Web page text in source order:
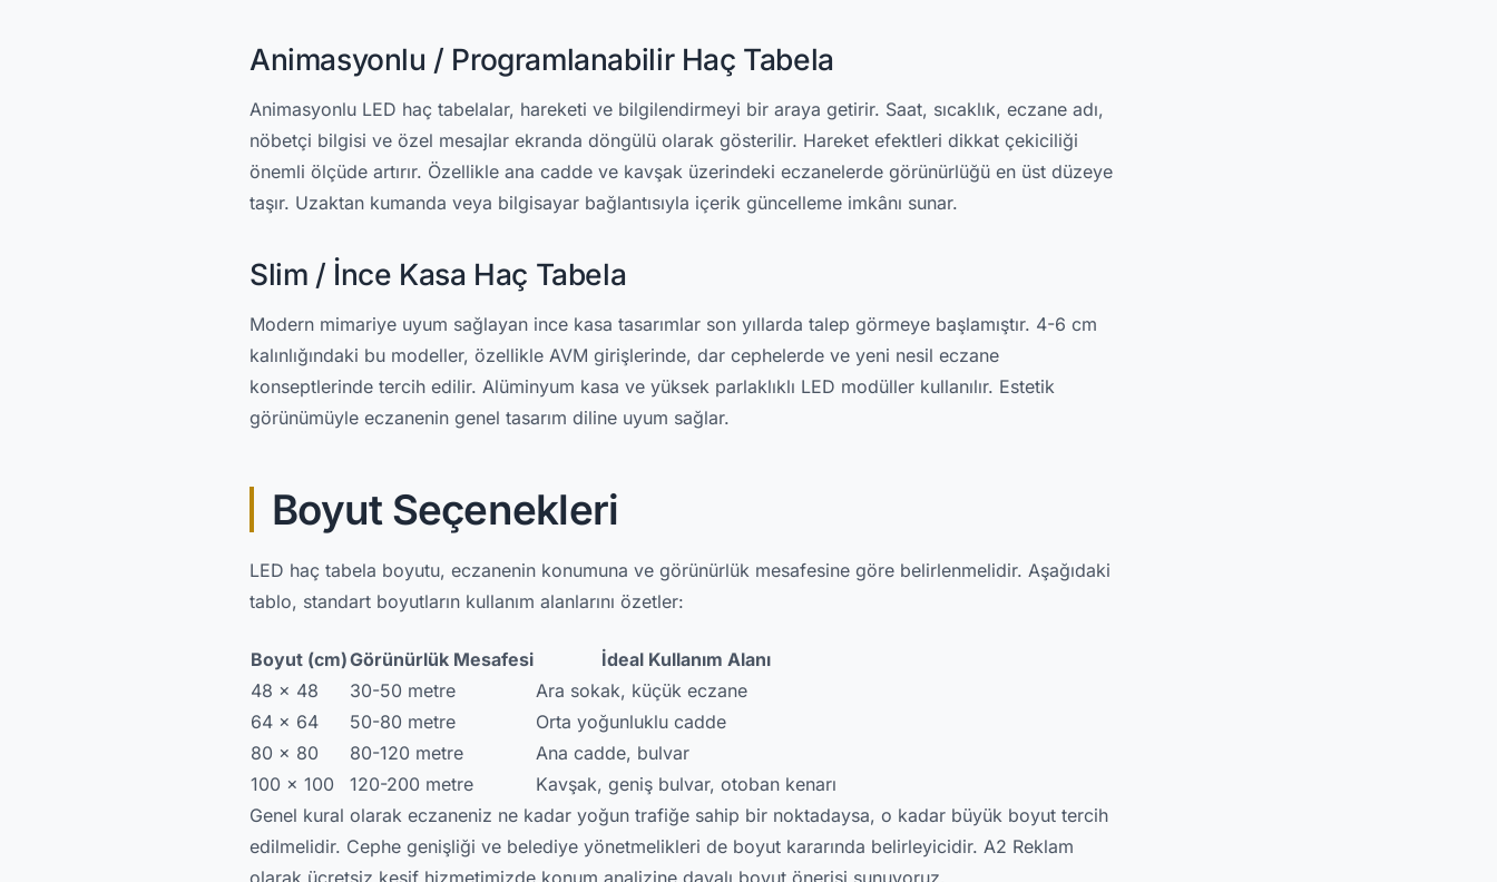
Animasyonlu / Programlanabilir Haç Tabela
Animasyonlu LED haç tabelalar, hareketi ve bilgilendirmeyi bir araya getirir. Saat, sıcaklık, eczane adı,
nöbetçi bilgisi ve özel mesajlar ekranda döngülü olarak gösterilir. Hareket efektleri dikkat çekiciliği
önemli ölçüde artırır. Özellikle ana cadde ve kavşak üzerindeki eczanelerde görünürlüğü en üst düzeye
taşır. Uzaktan kumanda veya bilgisayar bağlantısıyla içerik güncelleme imkânı sunar.
Slim / İnce Kasa Haç Tabela
Modern mimariye uyum sağlayan ince kasa tasarımlar son yıllarda talep görmeye başlamıştır. 4-6 cm
kalınlığındaki bu modeller, özellikle AVM girişlerinde, dar cephelerde ve yeni nesil eczane
konseptlerinde tercih edilir. Alüminyum kasa ve yüksek parlaklıklı LED modüller kullanılır. Estetik
görünümüyle eczanenin genel tasarım diline uyum sağlar.
Boyut Seçenekleri
LED haç tabela boyutu, eczanenin konumuna ve görünürlük mesafesine göre belirlenmelidir. Aşağıdaki
tablo, standart boyutların kullanım alanlarını özetler:
Boyut (cm)Görünürlük Mesafesi
İdeal Kullanım Alanı
48 x 48
30-50 metre
Ara sokak, küçük eczane
64 x 64
50-80 metre
Orta yoğunluklu cadde
80 x 80
80-120 metre
Ana cadde, bulvar
100 x 100
120-200 metre
Kavşak, geniş bulvar, otoban kenarı
Genel kural olarak eczaneniz ne kadar yoğun trafiğe sahip bir noktadaysa, o kadar büyük boyut tercih
edilmelidir. Cephe genişliği ve belediye yönetmelikleri de boyut kararında belirleyicidir. A2 Reklam
olarak ücretsiz keşif hizmetimizde konum analizine dayalı boyut önerisi sunuyoruz.